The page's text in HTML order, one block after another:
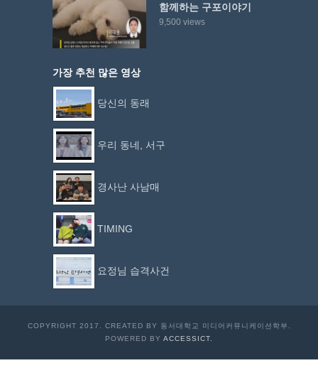
함께하는 구포이야기
9,500 views
가장 추천 많은 영상
당신의 동래
우리 동네, 서구
경사난 사남매
TIMING
요정님 습격사건
COPYRIGHT 2017. CREATED BY 동서대학교 미디어커뮤니케이션학부.
POWERED BY ACCESSICT.